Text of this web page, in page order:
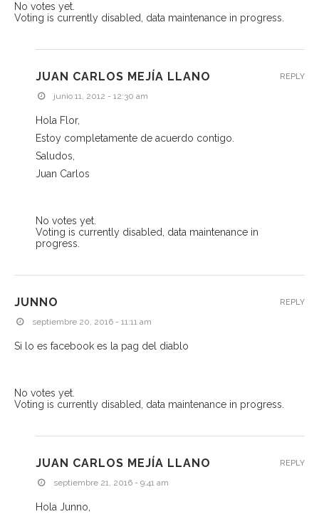
No votes yet.
Voting is currently disabled, data maintenance in progress.
JUAN CARLOS MEJÍA LLANO
junio 11, 2012 - 12:30 am
Hola Flor,
Estoy completamente de acuerdo contigo.
Saludos,
Juan Carlos
No votes yet.
Voting is currently disabled, data maintenance in
progress.
REPLY
JUNNO
septiembre 20, 2016 - 11:11 am
Si lo es facebook es la pag del diablo
No votes yet.
Voting is currently disabled, data maintenance in progress.
REPLY
JUAN CARLOS MEJÍA LLANO
septiembre 21, 2016 - 9:41 am
Hola Junno,
REPLY